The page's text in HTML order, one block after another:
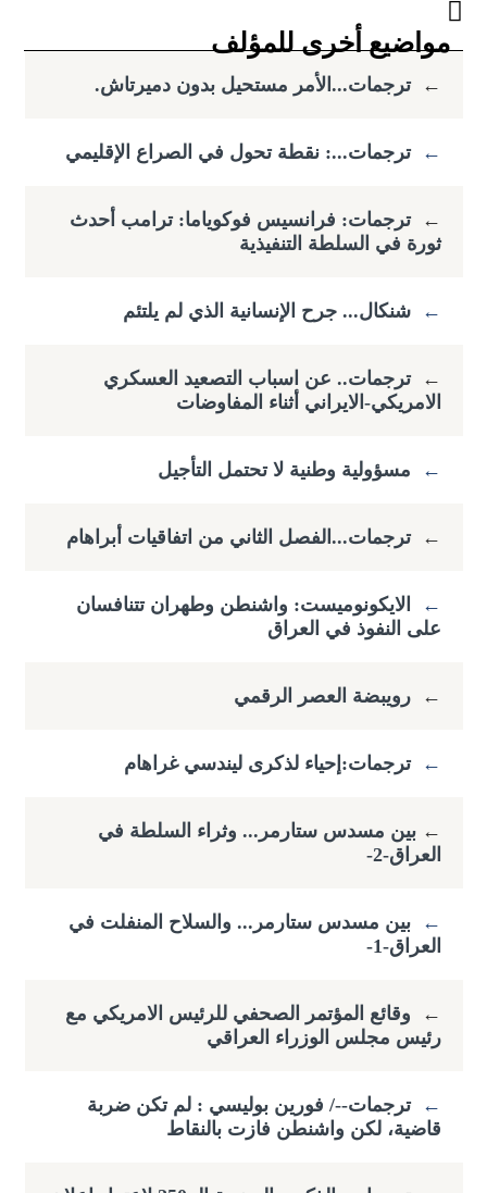
مواضيع أخرى للمؤلف
← ترجمات...الأمر مستحيل بدون دميرتاش.
← ترجمات...: نقطة تحول في الصراع الإقليمي
← ترجمات: فرانسيس فوكوياما: ​ترامب أحدث
ثورة في السلطة التنفيذية
← شنكال... جرح الإنسانية الذي لم يلتئم
← ترجمات.. عن اسباب التصعيد العسكري
الامريكي-الايراني أثناء المفاوضات
← مسؤولية وطنية لا تحتمل التأجيل
← ترجمات...الفصل الثاني من اتفاقيات أبراهام
←
الايكونوميست: واشنطن وطهران تتنافسان
على النفوذ في العراق
← رويبضة العصر الرقمي
← ترجمات:إحياء لذكرى ليندسي غراهام
←​بين مسدس ستارمر... وثراء السلطة في
العراق-2-
←
بين مسدس ستارمر... والسلاح المنفلت في
العراق-1-
←
وقائع المؤتمر الصحفي للرئيس الامريكي مع
رئيس مجلس الوزراء العراقي
← ترجمات--/ فورين بوليسي : لم تكن ضربة
قاضية، لكن واشنطن فازت بالنقاط